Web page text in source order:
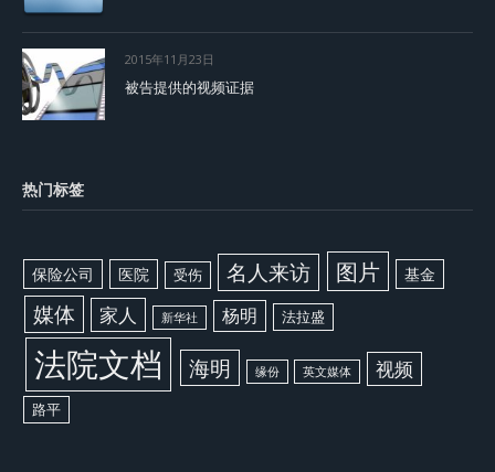
2015年11月23日
被告提供的视频证据
热门标签
保险公司 医院 受伤 名人来访 图片 基金
媒体 家人 新华社 杨明 法拉盛
法院文档 海明 缘份 英文媒体 视频
路平